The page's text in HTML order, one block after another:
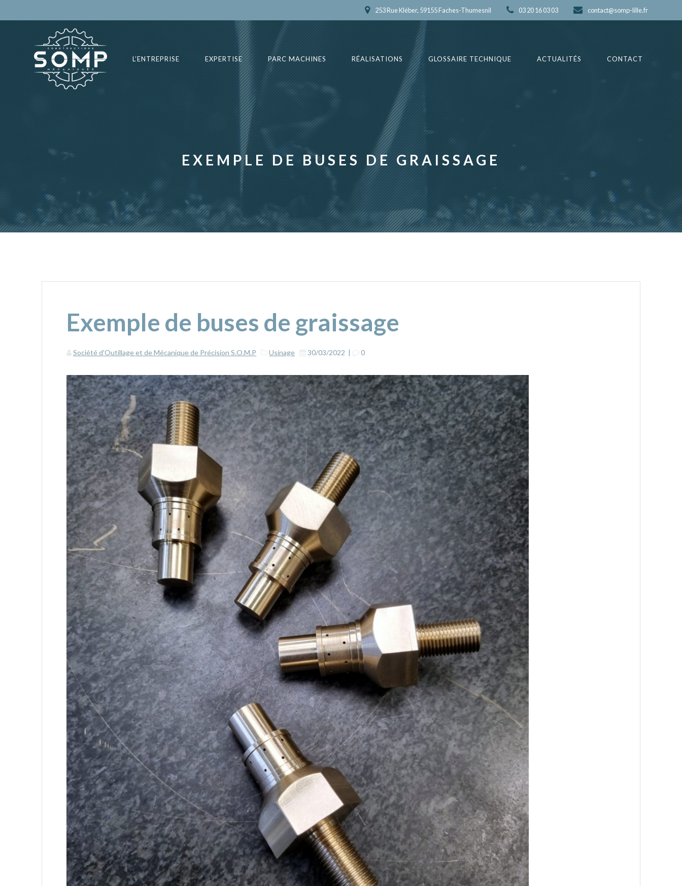
253 Rue Kléber, 59155 Faches-Thumesnil 03 20 16 03 03 contact@somp-lille.fr
L’ENTREPRISE EXPERTISE PARC MACHINES RÉALISATIONS GLOSSAIRE TECHNIQUE ACTUALITÉS CONTACT
EXEMPLE DE BUSES DE GRAISSAGE
Exemple de buses de graissage
Société d'Outillage et de Mécanique de Précision S.O.M.P Usinage 30/03/2022 | 0